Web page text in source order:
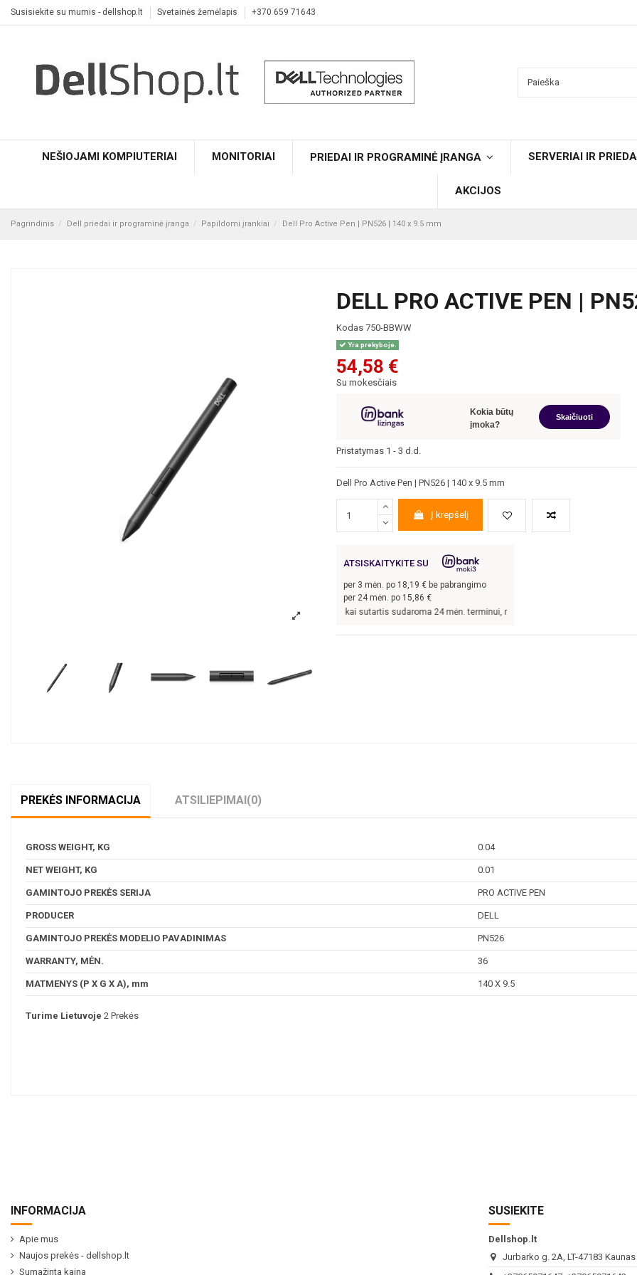
Susisiekite su mumis - dellshop.lt Svetainės žemėlapis +370 659 71643
NEŠIOJAMI KOMPIUTERIAI MONITORIAI PRIEDAI IR PROGRAMINĖ ĮRANGA SERVERIAI IR PRIEDAI
AKCIJOS
Pagrindinis Dell priedai ir programinė įranga Papildomi įrankiai Dell Pro Active Pen | PN526 | 140 x 9.5 mm
DELL PRO ACTIVE PEN |
Kodas 750-BBWW
Yra prekyboje.
54,58 €
Su mokesčiais
Kokia būtų
įmoka?
Skaičiuoti
Pristatymas 1 - 3 d.d.
Dell Pro Active Pen | PN526 | 140 x 9.5 mm
Į krepšelį
ATSISKAITYKITE SU
per 3 mėn. po 18,19 € be pabrangimo
per 24 mėn. po 15,86 €
300,00 €, kai sutartis sudaroma 24 mėn. terminui, metinė palūkanų norma –
PREKĖS INFORMACIJA ATSILIEPIMAI(0)
GROSS WEIGHT, KG 0.04
NET WEIGHT, KG 0.01
GAMINTOJO PREKĖS SERIJA PRO ACTIVE PEN
PRODUCER DELL
GAMINTOJO PREKĖS MODELIO PAVADINIMAS PN526
WARRANTY, MĖN. 36
MATMENYS (P X G X A), mm 140 X 9.5
Turime Lietuvoje 2 Prekės
INFORMACIJA
Apie mus
Naujos prekės - dellshop.lt
Sumažinta kaina
SUSIEKITE
Dellshop.lt
Jurbarko g. 2A, LT-47183